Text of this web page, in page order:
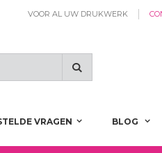
VOOR AL UW DRUKWERK
VRAGEN BLOG